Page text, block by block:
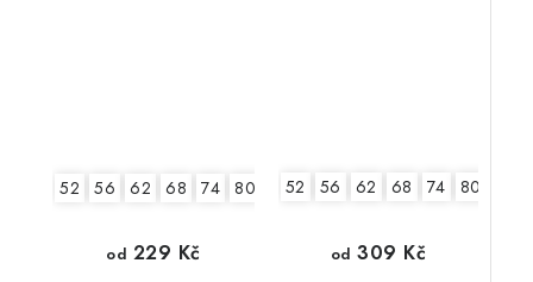
52 56 62 68 74 80 86
od 229 Kč
52 56 62 68 74 80
od 309 Kč